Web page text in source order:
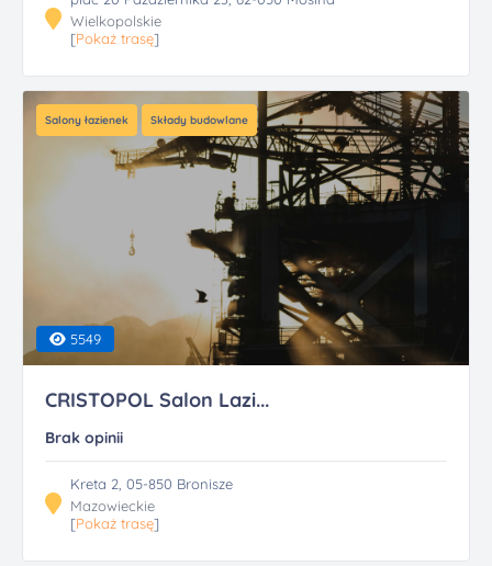
Wielkopolskie
[Pokaż trasę]
Salony łazienek Składy budowlane
5549
CRISTOPOL Salon Lazi...
Brak opinii
Kreta 2, 05-850 Bronisze
Mazowieckie
[Pokaż trasę]